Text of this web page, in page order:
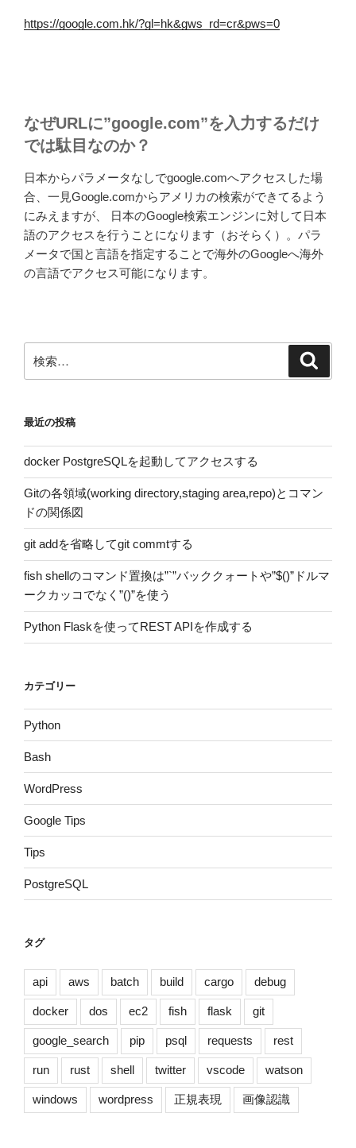
https://google.com.hk/?gl=hk&gws_rd=cr&pws=0
なぜURLに”google.com”を入力するだけ
では駄目なのか？
日本からパラメータなしでgoogle.comへアクセスした場
合、一見Google.comからアメリカの検索ができてるよう
にみえますが、 日本のGoogle検索エンジンに対して日本
語のアクセスを行うことになります（おそらく）。パラ
メータで国と言語を指定することで海外のGoogleへ海外
の言語でアクセス可能になります。
索:
最近の投稿
docker PostgreSQLを起動してアクセスする
Gitの各領域(working directory,staging area,repo)とコマン
ドの関係図
git addを省略してgit commtする
fish shellのコマンド置換は”`”バッククォートや”$()”ドルマ
ークカッコでなく”()”を使う
Python Flaskを使ってREST APIを作成する
カテゴリー
Python
Bash
WordPress
Google Tips
Tips
PostgreSQL
タグ
api aws batch build cargo debug
docker dos ec2 fish flask git
google_search pip psql requests rest
run rust shell twitter vscode watson
windows wordpress 正規表現 画像認識